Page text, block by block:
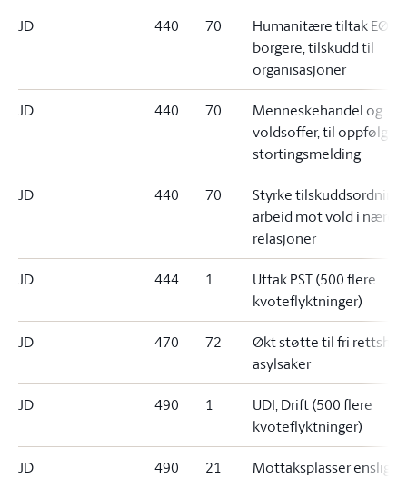
JD 440 70
Humanitære tiltak EØS-
borgere, tilskudd til
organisasjoner
JD 440 70
Menneskehandel og
voldsoffer, til
stortingsmelding
JD 440 70
Styrke
arbeid mot vold i nære
relasjoner
JD 444 1
Uttak PST (500 flere
kvoteflyktninger)
JD 470 72
Økt støtte til fri
asylsaker
JD 490 1
UDI, Drift (500 flere
kvoteflyktninger)
JD 490 21
Mottaksplasser enslige